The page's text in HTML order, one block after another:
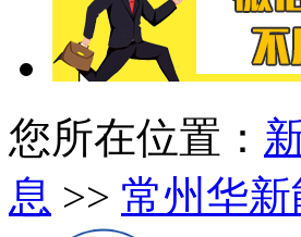
您所在位置：
息 >> 常州华